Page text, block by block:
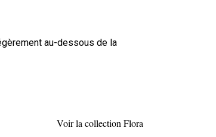
au-dessous de la
Voir la collection Flora